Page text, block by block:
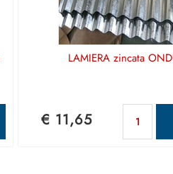
LAMIERA zincata
€ 11,65